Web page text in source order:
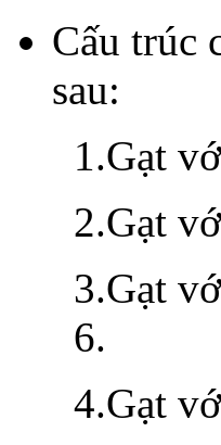
Cấu trúc
sau:
1.Gạt
2.Gạt
3.Gạt
6.
4.Gạt